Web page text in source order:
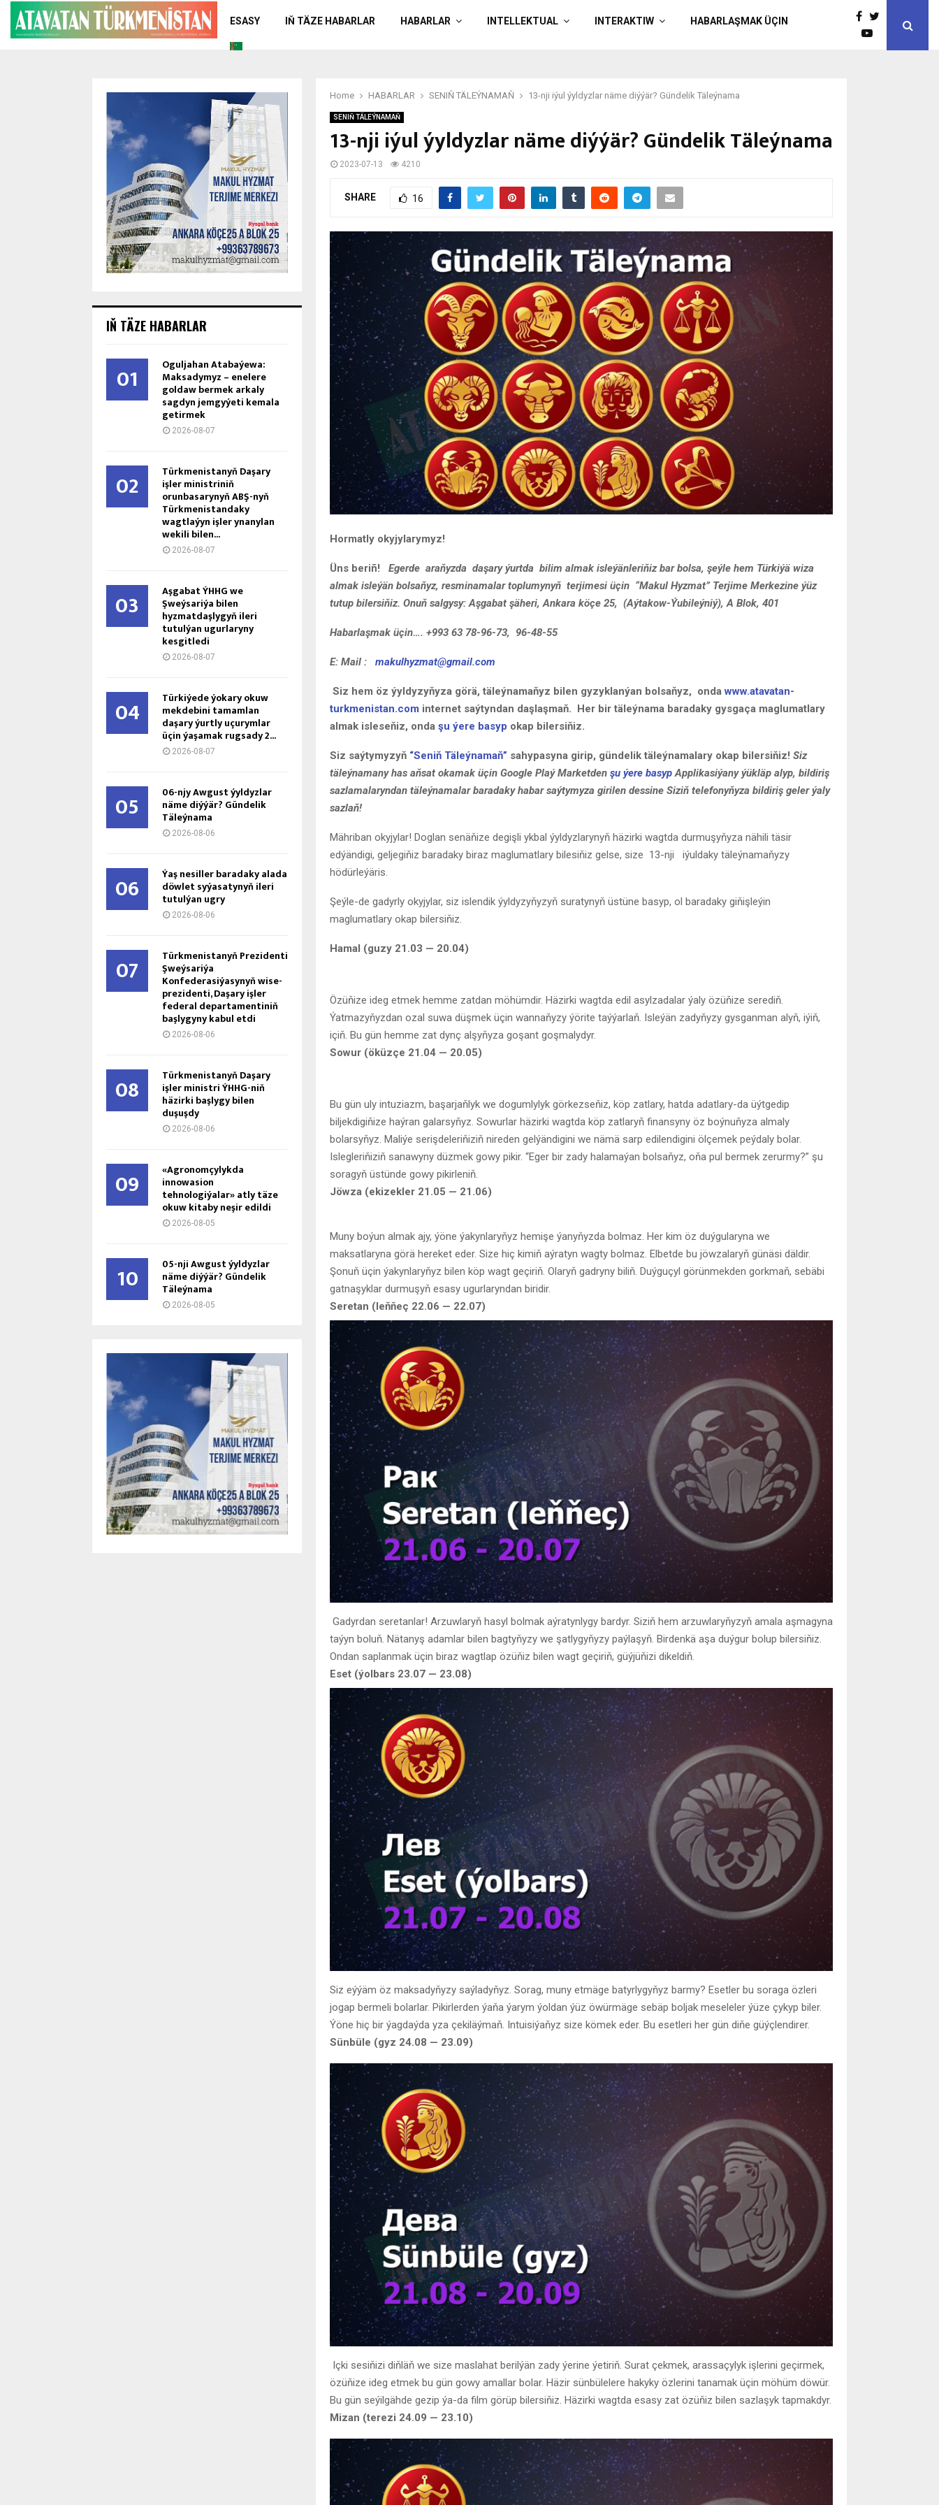
ESASY IŇ TÄZE HABARLAR HABARLAR INTELLEKTUAL INTERAKTIW HABARLAŞMAK ÜÇIN
Home HABARLAR SENIŇ TÄLEÝNAMAŇ 13-nji iýul ýyldyzlar näme diýýär? Gündelik Täleýnama
SENIŇ TÄLEÝNAMAŇ
13-nji iýul ýyldyzlar näme diýýär? Gündelik Täleýnama
2023-07-13 4210
SHARE 16
Hormatly okyjylarymyz!
Üns beriñ! Egerde araňyzda daşary ýurtda bilim almak isleýänleriňiz bar bolsa, şeýle hem Türkiýä wiza
almak isleýän bolsaňyz, resminamalar toplumynyň terjimesi üçin “Makul Hyzmat” Terjime Merkezine ýüz
tutup bilersiňiz. Onuň salgysy: Aşgabat şäheri, Ankara köçe 25, (Aýtakow-Ýubileýniý), A Blok, 401
Habarlaşmak üçin…. +993 63 78-96-73, 96-48-55
E: Mail : makulhyzmat@gmail.com
Siz hem öz ýyldyzyňyza görä, täleýnamaňyz bilen gyzyklanýan bolsaňyz, ondawww.atavatan-
turkmenistan.com internet saýtyndan daşlaşmaň. Her bir täleýnama baradaky gysgaça maglumatlary
almak isleseňiz, onda şu ýere basyp okap bilersiňiz.
Siz saýtymyzyň “Seniň Täleýnamaň” sahypasyna girip, gündelik täleýnamalary okap bilersiňiz! Siz
täleýnamany has aňsat okamak üçin Google Plaý Marketden şu ýere basyp Applikasiýany ýükläp alyp, bildiriş
sazlamalaryndan täleýnamalar baradaky habar saýtymyza girilen dessine Siziň telefonyňyza bildiriş geler ýaly
sazlaň!
Mähriban okyjylar! Doglan senäňize degişli ykbal ýyldyzlarynyň häzirki wagtda durmuşyňyza nähili täsir
edýändigi, geljegiňiz baradaky biraz maglumatlary bilesiňiz gelse, size 13-nji iýuldaky täleýnamaňyzy
hödürleýäris.
Şeýle-de gadyrly okyjylar, siz islendik ýyldyzyňyzyň suratynyň üstüne basyp, ol baradaky giňişleýin
maglumatlary okap bilersiňiz.
Hamal (guzy 21.03 — 20.04)
Özüňize ideg etmek hemme zatdan möhümdir. Häzirki wagtda edil asylzadalar ýaly özüňize serediň.
Ýatmazyňyzdan ozal suwa düşmek üçin wannaňyzy ýörite taýýarlaň. Isleýän zadyňyzy gysganman alyň, iýiň,
içiň. Bu gün hemme zat dynç alşyňyza goşant goşmalydyr.
Sowur (öküzçe 21.04 — 20.05)
Bu gün uly intuziazm, başarjaňlyk we dogumlylyk görkezseňiz, köp zatlary, hatda adatlary-da üýtgedip
biljekdigiňize haýran galarsyňyz. Sowurlar häzirki wagtda köp zatlaryň finansyny öz boýnuňyza almaly
bolarsyňyz. Maliýe serişdeleriňiziň nireden gelýändigini we nämä sarp edilendigini ölçemek peýdaly bolar.
Islegleriňiziň sanawyny düzmek gowy pikir. “Eger bir zady halamaýan bolsaňyz, oňa pul bermek zerurmy?” şu
soragyň üstünde gowy pikirleniň.
Jöwza (ekizekler 21.05 — 21.06)
Muny boýun almak ajy, ýöne ýakynlaryňyz hemişe ýanyňyzda bolmaz. Her kim öz duýgularyna we
maksatlaryna görä hereket eder. Size hiç kimiň aýratyn wagty bolmaz. Elbetde bu jöwzalaryň günäsi däldir.
Şonuň üçin ýakynlaryňyz bilen köp wagt geçiriň. Olaryň gadryny biliň. Duýguçyl görünmekden gorkmaň, sebäbi
gatnaşyklar durmuşyň esasy ugurlaryndan biridir.
Seretan (leňňeç 22.06 — 22.07)
Gadyrdan seretanlar! Arzuwlaryň hasyl bolmak aýratynlygy bardyr. Siziň hem arzuwlaryňyzyň amala aşmagyna
taýyn boluň. Nätanyş adamlar bilen bagtyňyzy we şatlygyňyzy paýlaşyň. Birdenkä aşa duýgur bolup bilersiňiz.
Ondan saplanmak üçin biraz wagtlap özüňiz bilen wagt geçiriň, güýjüňizi dikeldiň.
Eset (ýolbars 23.07 — 23.08)
Siz eýýäm öz maksadyňyzy saýladyňyz. Sorag, muny etmäge batyrlygyňyz barmy? Esetler bu soraga özleri
jogap bermeli bolarlar. Pikirlerden ýaňa ýarym ýoldan ýüz öwürmäge sebäp boljak meseleler ýüze çykyp biler.
Ýöne hiç bir ýagdaýda yza çekiläýmaň. Intuisiýaňyz size kömek eder. Bu esetleri her gün diňe güýçlendirer.
Sünbüle (gyz 24.08 — 23.09)
Içki sesiňizi diňläň we size maslahat berilýän zady ýerine ýetiriň. Surat çekmek, arassaçylyk işlerini geçirmek,
özüňize ideg etmek bu gün gowy amallar bolar. Häzir sünbülelere hakyky özlerini tanamak üçin möhüm döwür.
Bu gün seýilgähde gezip ýa-da film görüp bilersiňiz. Häzirki wagtda esasy zat özüňiz bilen sazlaşyk tapmakdyr.
Mizan (terezi 24.09 — 23.10)
IŇ TÄZE HABARLAR
01 Oguljahan Atabaýewa:
Maksadymyz – enelere
goldaw bermek arkaly
sagdyn jemgyýeti kemala
getirmek
2026-08-07
02 Türkmenistanyň Daşary
işler ministriniň
orunbasarynyň ABŞ-nyň
Türkmenistandaky
wagtlaýyn işler ynanylan
wekili bilen...
2026-08-07
03 Aşgabat ÝHHG we
Şweýsariýa bilen
hyzmatdaşlygyň ileri
tutulýan ugurlaryny
kesgitledi
2026-08-07
04 Türkiýede ýokary okuw
mekdebini tamamlan
daşary ýurtly uçurymlar
üçin ýaşamak rugsady 2...
2026-08-07
05 06-njy Awgust ýyldyzlar
näme diýýär? Gündelik
Täleýnama
2026-08-06
06 Ýaş ne­sil­ler ba­ra­da­ky ala­da
döw­let sy­ýa­sa­ty­nyň ile­ri
tu­tul­ýan ug­ry
2026-08-06
07 Türkmenistanyň Prezidenti
Şweýsariýa
Konfederasiýasynyň wise-
prezidenti, Daşary işler
federal departamentiniň
başlygyny kabul etdi
2026-08-06
08 Türkmenistanyň Daşary
işler ministri ÝHHG-niň
häzirki başlygy bilen
duşuşdy
2026-08-06
09 «Agronomçylykda
innowasion
tehnologiýalar» atly täze
okuw kitaby neşir edildi
2026-08-05
10 05-nji Awgust ýyldyzlar
näme diýýär? Gündelik
Täleýnama
2026-08-05